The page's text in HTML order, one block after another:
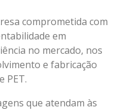
comprometida com
em
no mercado, nos
e fabricação
PET.
que atendam às